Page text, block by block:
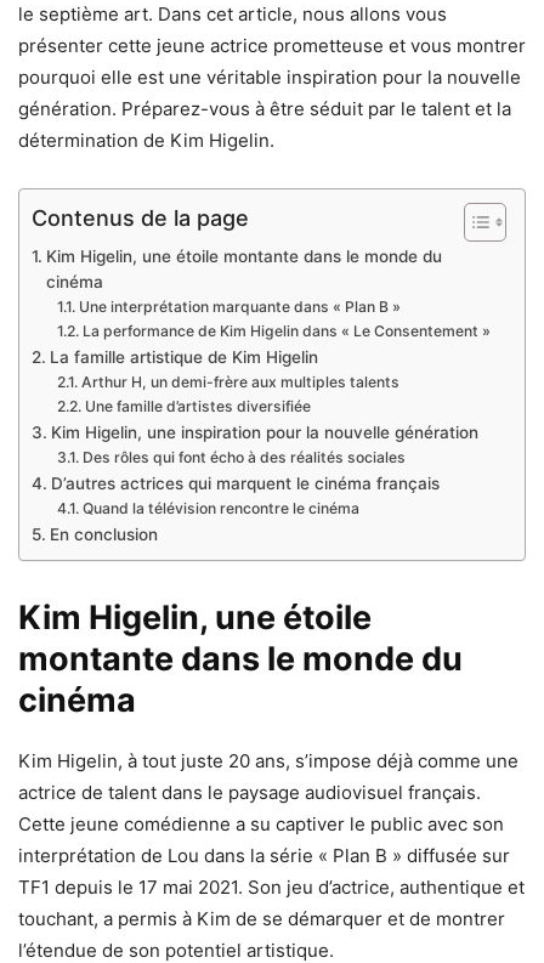
le septième art. Dans cet article, nous allons vous
présenter cette jeune actrice prometteuse et vous montrer
pourquoi elle est une véritable inspiration pour la nouvelle
génération. Préparez-vous à être séduit par le talent et la
détermination de Kim Higelin.
Contenus de la page
Kim Higelin, une étoile montante dans le monde du
cinéma
Une interprétation marquante dans « Plan B »
La performance de Kim Higelin dans « Le Consentement »
La famille artistique de Kim Higelin
Arthur H, un demi-frère aux multiples talents
Une famille d’artistes diversifiée
Kim Higelin, une inspiration pour la nouvelle génération
Des rôles qui font écho à des réalités sociales
D’autres actrices qui marquent le cinéma français
Quand la télévision rencontre le cinéma
En conclusion
Kim Higelin, une étoile
montante dans le monde du
cinéma
Kim Higelin, à tout juste 20 ans, s’impose déjà comme une
actrice de talent dans le paysage audiovisuel français.
Cette jeune comédienne a su captiver le public avec son
interprétation de Lou dans la série « Plan B » diffusée sur
TF1 depuis le 17 mai 2021. Son jeu d’actrice, authentique et
touchant, a permis à Kim de se démarquer et de montrer
l’étendue de son potentiel artistique.